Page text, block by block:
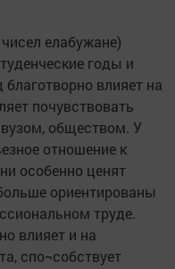
елабужане)
годы и
влияет на
почувствовать
вузом, обществом. У
отношение к
особенно ценят
ориентированы
труде.
влияет и на
спо¬собствует